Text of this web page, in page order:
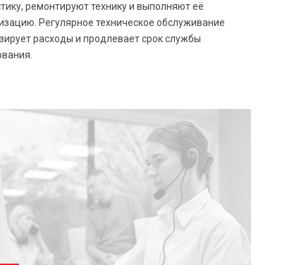
ремонтируют технику и выполняют её
Регулярное техническое обслуживание
расходы и продлевает срок службы